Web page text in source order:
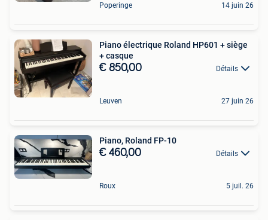
Poperinge 14 juin 26
Piano électrique Roland HP601 + siège
+ casque
€ 850,00 Détails
Leuven 27 juin 26
Piano, Roland FP-10
€ 460,00 Détails
Roux 5 juil. 26